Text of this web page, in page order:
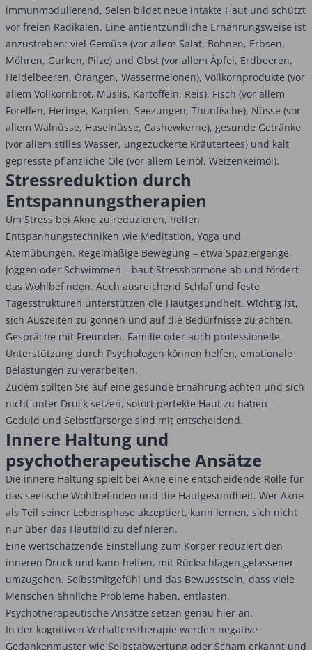
immunmodulierend, Selen bildet neue intakte Haut und schützt
vor freien Radikalen. Eine antientzündliche Ernährungsweise ist
anzustreben: viel Gemüse (vor allem Salat, Bohnen, Erbsen,
Möhren, Gurken, Pilze) und Obst (vor allem Äpfel, Erdbeeren,
Heidelbeeren, Orangen, Wassermelonen), Vollkornprodukte (vor
allem Vollkornbrot, Müslis, Kartoffeln, Reis), Fisch (vor allem
Forellen, Heringe, Karpfen, Seezungen, Thunfische), Nüsse (vor
allem Walnüsse, Haselnüsse, Cashewkerne), gesunde Getränke
(vor allem stilles Wasser, ungezuckerte Kräutertees) und kalt
gepresste pflanzliche Öle (vor allem Leinöl, Weizenkeimöl).
Stressreduktion durch
Entspannungstherapien
Um Stress bei Akne zu reduzieren, helfen
Entspannungstechniken wie Meditation, Yoga und
Atemübungen. Regelmäßige Bewegung – etwa Spaziergänge,
Joggen oder Schwimmen – baut Stresshormone ab und fördert
das Wohlbefinden. Auch ausreichend Schlaf und feste
Tagesstrukturen unterstützen die Hautgesundheit. Wichtig ist,
sich Auszeiten zu gönnen und auf die Bedürfnisse zu achten.
Gespräche mit Freunden, Familie oder auch professionelle
Unterstützung durch Psychologen können helfen, emotionale
Belastungen zu verarbeiten.
Zudem sollten Sie auf eine gesunde Ernährung achten und sich
nicht unter Druck setzen, sofort perfekte Haut zu haben –
Geduld und Selbstfürsorge sind mit entscheidend.
Innere Haltung und
psychotherapeutische Ansätze
Die innere Haltung spielt bei Akne eine entscheidende Rolle für
das seelische Wohlbefinden und die Hautgesundheit. Wer Akne
als Teil seiner Lebensphase akzeptiert, kann lernen, sich nicht
nur über das Hautbild zu definieren.
Eine wertschätzende Einstellung zum Körper reduziert den
inneren Druck und kann helfen, mit Rückschlägen gelassener
umzugehen. Selbstmitgefühl und das Bewusstsein, dass viele
Menschen ähnliche Probleme haben, entlasten.
Psychotherapeutische Ansätze setzen genau hier an.
In der kognitiven Verhaltenstherapie werden negative
Gedankenmuster wie Selbstabwertung oder Scham erkannt und